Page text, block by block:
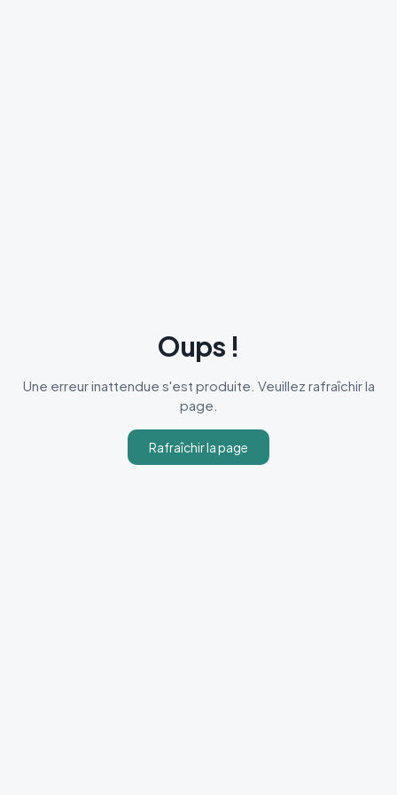
Oups !
Une erreur inattendue s'est produite. Veuillez rafraîchir la
page.
Rafraîchir la page